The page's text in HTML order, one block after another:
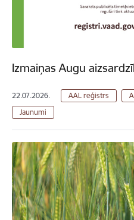
Izmaiņas Augu
22.07.2026. AAL reģistrs
Jaunumi